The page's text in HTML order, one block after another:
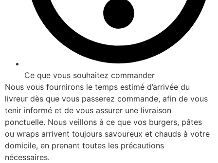
Ce que vous souhaitez commander
Nous vous fournirons le temps estimé d’arrivée du
livreur dès que vous passerez commande, afin de vous
tenir informé et de vous assurer une livraison
ponctuelle. Nous veillons à ce que vos burgers, pâtes
ou wraps arrivent toujours savoureux et chauds à votre
domicile, en prenant toutes les précautions
nécessaires.